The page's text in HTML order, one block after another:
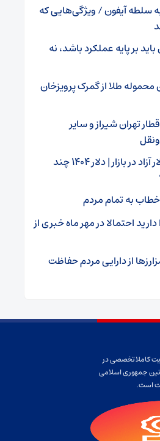
سلطه آیفون / ویژگی‌هایی که
بر پایه عملکرد باشد، نه
طلا از گمرک پرویزخان
تهران شیراز و سایر
سقوط قیمت دلار آزاد در بازار | دلار ۱۴۰۴ چند
به تمام مردم
احتمالا در مهر ماه خبری از
از دارایی مردم حفاظت
کاملا تخصصی در
جمهوری اسلامی
است.